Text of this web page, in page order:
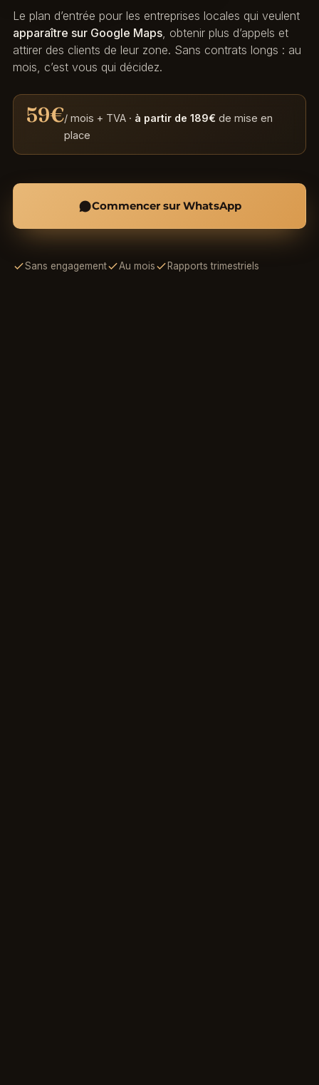
Le plan d’entrée pour les entreprises locales qui veulent
apparaître sur Google Maps, obtenir plus d’appels et
attirer des clients de leur zone. Sans contrats longs : au
mois, c’est vous qui décidez.
59€/ mois + TVA · à partir de 189€ de mise en
place
Commencer sur WhatsApp
Sans engagement Au mois Rapports trimestriels